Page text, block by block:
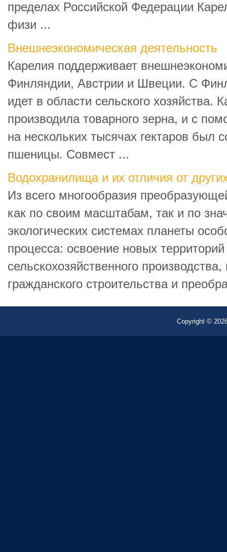
пределах Российской Федерации
физи ...
Внешнеэкономическая деятельность
Карелия поддерживает
Финляндии, Австрии и Швеции. С
идет в области сельского хозяйства.
производила товарного зерна, и с
на нескольких тысячах гектаров был
пшеницы. Совмест ...
Водохранилища и их отличия от
Из всего многообразия
как по своим масштабам, так и по
экологических системах планеты
процесса: освоение новых
сельскохозяйственного
гражданского строительства и
Copyright ©